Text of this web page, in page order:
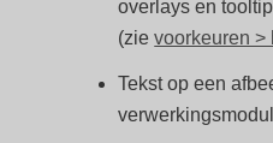
overlays en
(zievoorkeuren >
Tekst op een